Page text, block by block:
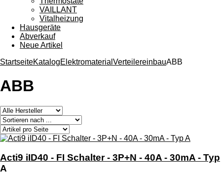
VAILLANT
Vitalheizung
Hausgeräte
Abverkauf
Neue Artikel
StartseiteKatalogElektromaterial VerteilereinbauABB
ABB
Acti9 iID40 - FI Schalter - 3P+N - 40A - 30mA - Typ
A